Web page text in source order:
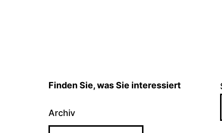
Finden Sie, was Sie interessiert
Archiv